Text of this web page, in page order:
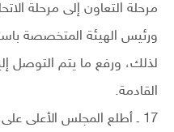
مرحلة التعاون إلى مرحلة
ورئيس الهيئة المتخصصة
لذلك، ورفع ما يتم التوصل
القادمة.
17 ـ أطلع المجلس الأعلى